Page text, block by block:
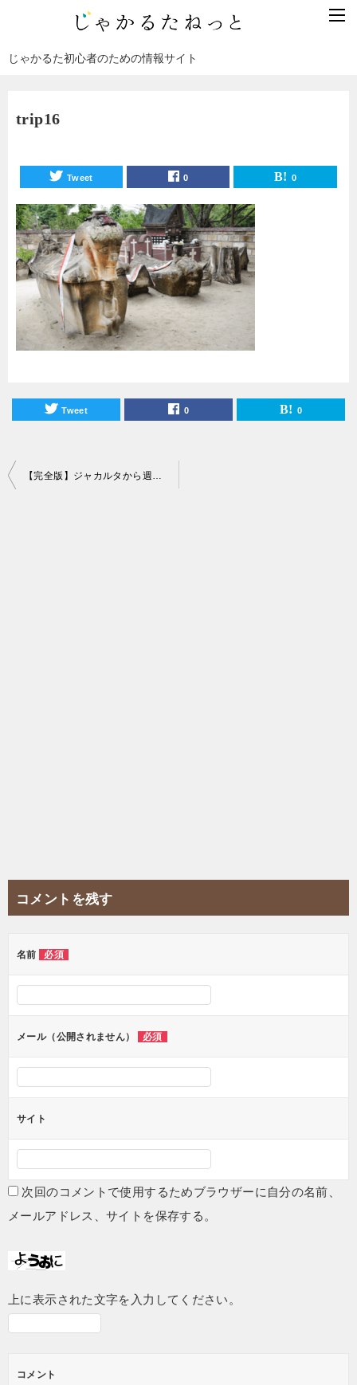
じゃかるた初心者のための情報サイト
trip16
Tweet 0 0
Tweet 0 0
投
【完全版】ジャカルタから週末旅行におすすめリゾート島ランキング！
コメントを残す
名前 必須
メール（公開されません） 必須
サイト
次回のコメントで使用するためブラウザーに自分の名前、
メールアドレス、サイトを保存する。
上に表示された文字を入力してください。
コメント